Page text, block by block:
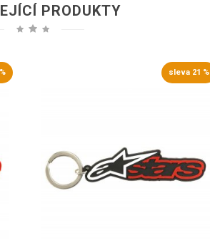
PRODUKTY
sleva 21 %